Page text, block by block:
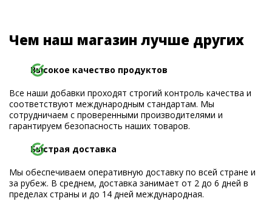
Чем наш магазин лучше других
Высокое качество продуктов
Все наши добавки проходят строгий контроль качества и
соответствуют международным стандартам. Мы
сотрудничаем с проверенными производителями и
гарантируем безопасность наших товаров.
Быстрая доставка
Мы обеспечиваем оперативную доставку по всей стране и
за рубеж. В среднем, доставка занимает от 2 до 6 дней в
пределах страны и до 14 дней международная.